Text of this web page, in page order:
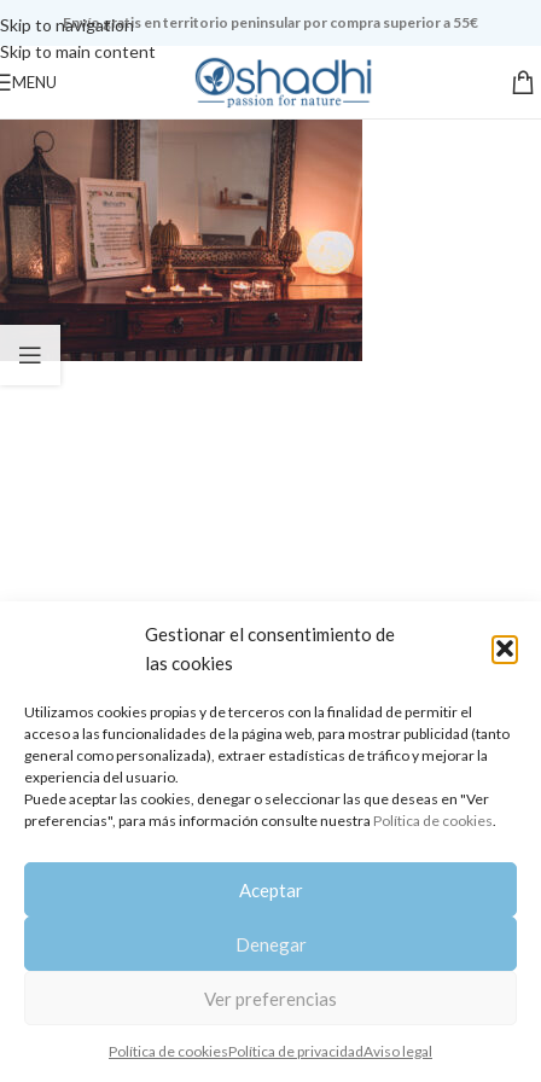
Gestionar el consentimiento de
las cookies
Utilizamos cookies propias y de terceros con la finalidad de permitir el
acceso a las funcionalidades de la página web, para mostrar publicidad (tanto
general como personalizada), extraer estadísticas de tráfico y mejorar la
experiencia del usuario.
Puede aceptar las cookies, denegar o seleccionar las que deseas en "Ver
preferencias", para más información consulte nuestra Política de cookies.
Aceptar
Denegar
Ver preferencias
Política de cookiesPolítica de privacidadAviso legal
Skip to navigation
Skip to main content
Envío gratis en territorio peninsular por compra superior a 55€
MENU
Copyright 2014-2025
Política de privacidad Aviso legal | Política de cookies